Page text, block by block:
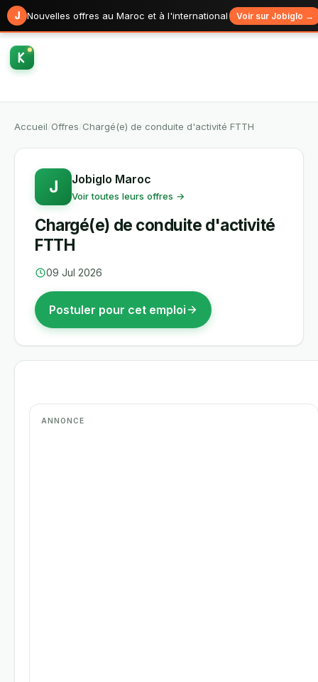
J Nouvelles offres au Maroc et à l'international Voir sur Jobiglo →
Accueil Offres Chargé(e) de conduite d'activité FTTH
J Jobiglo Maroc
Voir toutes leurs offres →
Chargé(e) de conduite d'activité
FTTH
09 Jul 2026
Postuler pour cet emploi